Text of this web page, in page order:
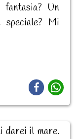
Un
Mi
darei il mare.